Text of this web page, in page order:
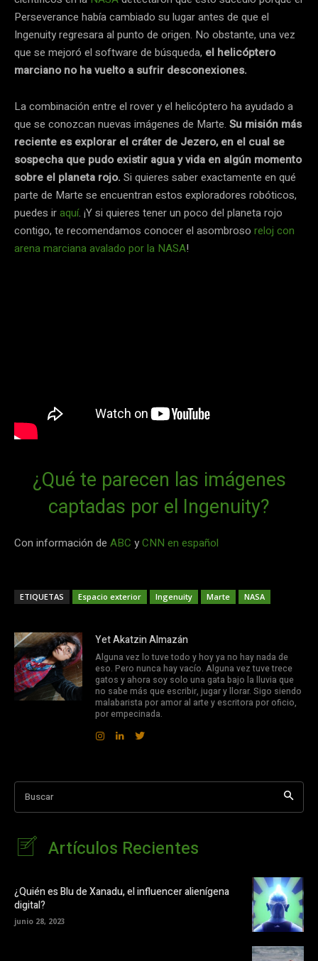
Perseverance había cambiado su lugar antes de que el
Ingenuity regresara al punto de origen. No obstante, una vez
que se mejoró el software de búsqueda, el helicóptero
marciano no ha vuelto a sufrir desconexiones.
La combinación entre el rover y el helicóptero ha ayudado a
que se conozcan nuevas imágenes de Marte. Su misión más
reciente es explorar el cráter de Jezero, en el cual se
sospecha que pudo existir agua y vida en algún momento
sobre el planeta rojo. Si quieres saber exactamente en qué
parte de Marte se encuentran estos exploradores robóticos,
puedes iraquí. ¡Y si quieres tener un poco del planeta rojo
contigo, te recomendamos conocer el asombroso reloj con
arena marciana avalado por la NASA!
¿Qué te parecen las imágenes
captadas por el Ingenuity?
Con información de ABC yCNN en español
ETIQUETAS Espacio exterior Ingenuity Marte NASA
Yet Akatzin Almazán
Alguna vez lo tuve todo y hoy ya no hay nada de
eso. Pero nunca hay vacío. Alguna vez tuve trece
gatos y ahora soy solo una gata bajo la lluvia que
no sabe más que escribir, jugar y llorar. Sigo siendo
malabarista por amor al arte y escritora por oficio,
por empecinada.
Buscar
Artículos Recientes
¿Quién es Blu de Xanadu, el influencer alienígena
digital?
junio 28, 2023